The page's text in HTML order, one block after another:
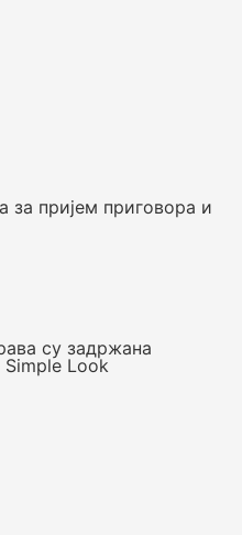
за пријем приговора и
су задржана
Look